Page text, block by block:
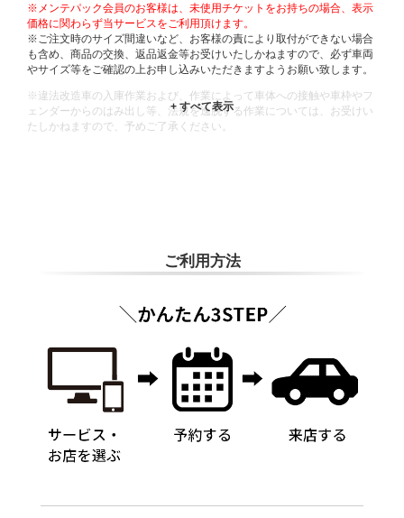
※メンテパック会員のお客様は、未使用チケットをお持ちの場合、表示
価格に関わらず当サービスをご利用頂けます。
※ご注文時のサイズ間違いなど、お客様の責により取付ができない場合
も含め、商品の交換、返品返金等お受けいたしかねますので、必ず車両
やサイズ等をご確認の上お申し込みいただきますようお願い致します。
※違法改造車の入庫作業および、作業によって車体への接触や車枠やフ
ェンダーからのはみ出し等、法規を逸脱する作業については、お受けい
たしかねますので、予めご了承ください。
ご利用方法